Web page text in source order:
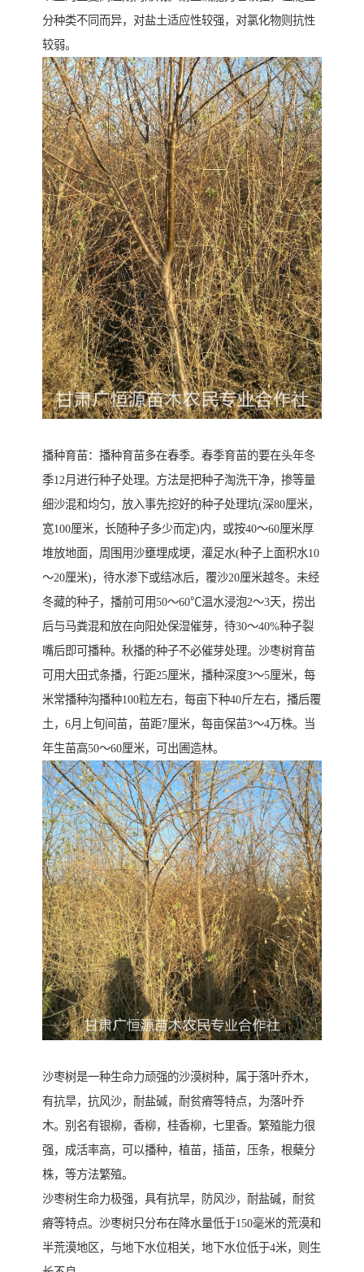
分种类不同而异，对盐土适应性较强，对氯化物则抗性
较弱。
播种育苗：播种育苗多在春季。春季育苗的要在头年冬
季12月进行种子处理。方法是把种子淘洗干净，掺等量
细沙混和均匀，放入事先挖好的种子处理坑(深80厘米，
宽100厘米，长随种子多少而定)内，或按40～60厘米厚
堆放地面，周围用沙壅埋成埂，灌足水(种子上面积水10
～20厘米)，待水渗下或结冰后，覆沙20厘米越冬。未经
冬藏的种子，播前可用50～60℃温水浸泡2～3天，捞出
后与马粪混和放在向阳处保湿催芽，待30～40%种子裂
嘴后即可播种。秋播的种子不必催芽处理。沙枣树育苗
可用大田式条播，行距25厘米，播种深度3～5厘米，每
米常播种沟播种100粒左右，每亩下种40斤左右，播后覆
土，6月上旬间苗，苗距7厘米，每亩保苗3～4万株。当
年生苗高50～60厘米，可出圃造林。
沙枣树是一种生命力顽强的沙漠树种，属于落叶乔木，
有抗旱，抗风沙，耐盐碱，耐贫瘠等特点，为落叶乔
木。别名有银柳，香柳，桂香柳，七里香。繁殖能力很
强，成活率高，可以播种，植苗，插苗，压条，根蘖分
株，等方法繁殖。
沙枣树生命力极强，具有抗旱，防风沙，耐盐碱，耐贫
瘠等特点。沙枣树只分布在降水量低于150毫米的荒漠和
半荒漠地区，与地下水位相关，地下水位低于4米，则生